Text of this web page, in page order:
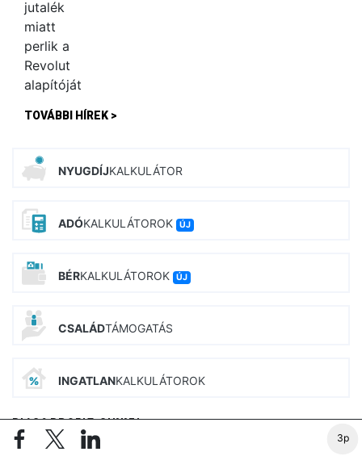
3p
TOVÁBBI HÍREK >
NYUGDÍJKALKULÁTOR
ADÓKALKULÁTOROK ÚJ
BÉRKALKULÁTOROK ÚJ
CSALÁDTÁMOGATÁS
INGATLANKALKULÁTOROK
PIAC&PROFIT CIKKEI